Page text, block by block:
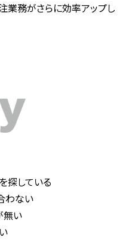
業務がさらに効率アップし
探している
わない
無い